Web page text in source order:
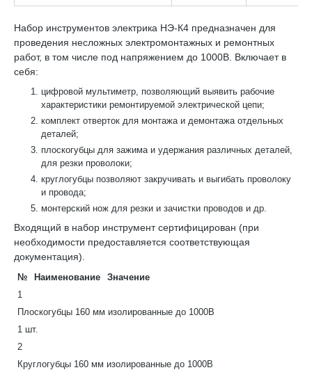
Набор инструментов электрика НЭ-К4 предназначен для
проведения несложных электромонтажных и ремонтных
работ, в том числе под напряжением до 1000В. Включает в
себя:
цифровой мультиметр, позволяющий выявить рабочие
характеристики ремонтируемой электрической цепи;
комплект отверток для монтажа и демонтажа отдельных
деталей;
плоскогубцы для зажима и удержания различных деталей,
для резки проволоки;
круглогубцы позволяют закручивать и выгибать проволоку
и провода;
монтерский нож для резки и зачистки проводов и др.
Входящий в набор инструмент сертифицирован (при
необходимости предоставляется соответствующая
документация).
№ Наименование
Значение
1
Плоскогубцы 160 мм изолированные до 1000В
1 шт.
2
Круглогубцы 160 мм изолированные до 1000В